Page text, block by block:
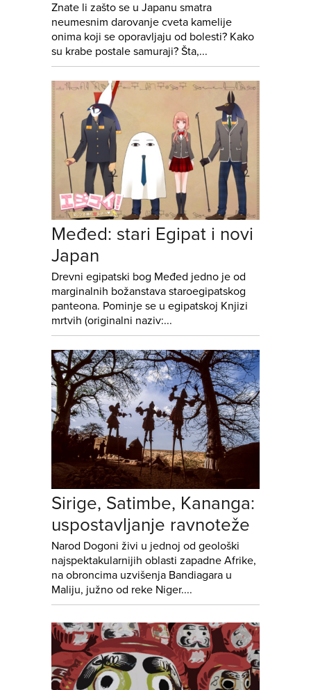
Znate li zašto se u Japanu smatra
neumesnim darovanje cveta kamelije
onima koji se oporavljaju od bolesti? Kako
su krabe postale samuraji? Šta,...
Međed: stari Egipat i novi
Japan
Drevni egipatski bog Međed jedno je od
marginalnih božanstava staroegipatskog
panteona. Pominje se u egipatskoj Knjizi
mrtvih (originalni naziv:...
Sirige, Satimbe, Kananga:
uspostavljanje ravnoteže
Narod Dogoni živi u jednoj od geološki
najspektakularnijih oblasti zapadne Afrike,
na obroncima uzvišenja Bandiagara u
Maliju, južno od reke Niger....